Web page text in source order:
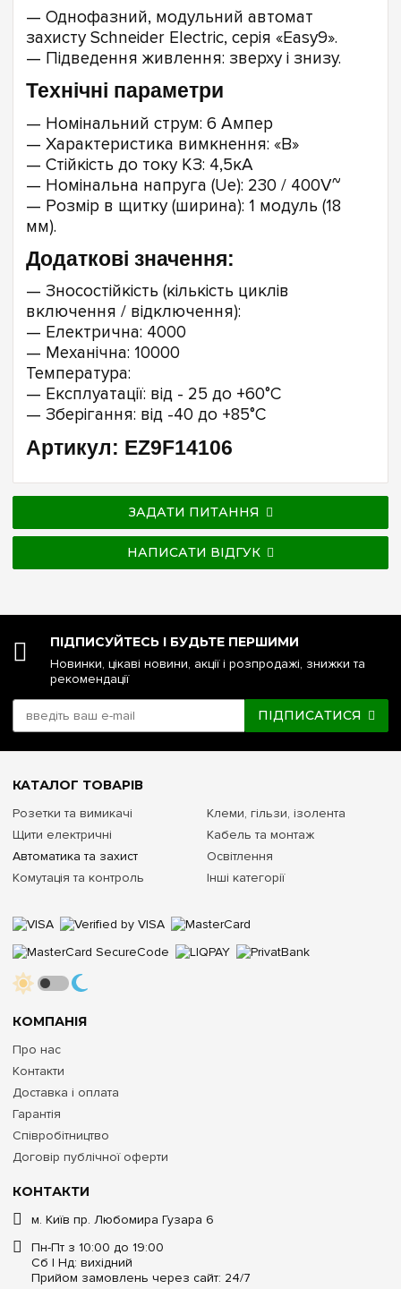
— Однофазний, модульний автомат
захисту Schneider Electric, серія «Easy9».
— Підведення живлення: зверху і знизу.
Технічні параметри
— Номінальний струм: 6 Ампер
— Характеристика вимкнення: «B»
— Стійкість до току КЗ: 4,5кА
— Номінальна напруга (Ue): 230 / 400V~
— Розмір в щитку (ширина): 1 модуль (18
мм).
Додаткові значення:
— Зносостійкість (кількість циклів
включення / відключення):
— Електрична: 4000
— Механічна: 10000
Температура:
— Експлуатації: від - 25 до +60°C
— Зберігання: від -40 до +85°C
Артикул: EZ9F14106
ЗАДАТИ ПИТАННЯ
НАПИСАТИ ВІДГУК
ПІДПИСУЙТЕСЬ І БУДЬТЕ ПЕРШИМИ
Новинки, цікаві новини, акції і розпродажі, знижки та
рекомендації
ПІДПИСАТИСЯ
КОНТАКТИ
м. Київ пр. Любомира Гузара 6
Пн-Пт з 10:00 до 19:00
Сб | Нд: вихідний
Прийом замовлень через сайт: 24/7
КОМПАНІЯ
Про нас
Контакти
Доставка і оплата
Гарантія
Співробітництво
Договір публічної оферти
КАТАЛОГ ТОВАРІВ
Розетки та вимикачі
Щити електричні
Автоматика та захист
Комутація та контроль
Клеми, гільзи, ізолента
Кабель та монтаж
Освітлення
Інші категорії